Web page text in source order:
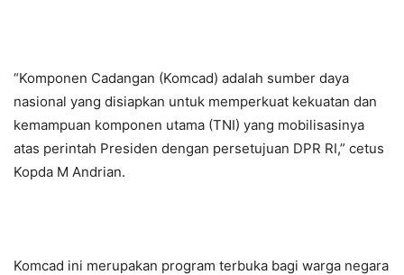
“Komponen Cadangan (Komcad) adalah sumber daya
nasional yang disiapkan untuk memperkuat kekuatan dan
kemampuan komponen utama (TNI) yang mobilisasinya
atas perintah Presiden dengan persetujuan DPR RI,” cetus
Kopda M Andrian.
Komcad ini merupakan program terbuka bagi warga negara